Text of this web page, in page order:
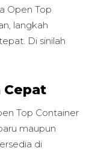
Open Top
langkah
Di sinilah
Cepat
Top Container
maupun
di